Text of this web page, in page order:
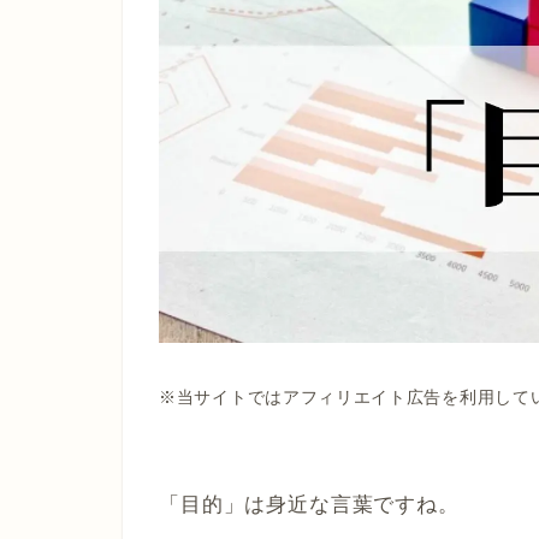
※当サイトではアフィリエイト広告を利用して
「目的」は身近な言葉ですね。